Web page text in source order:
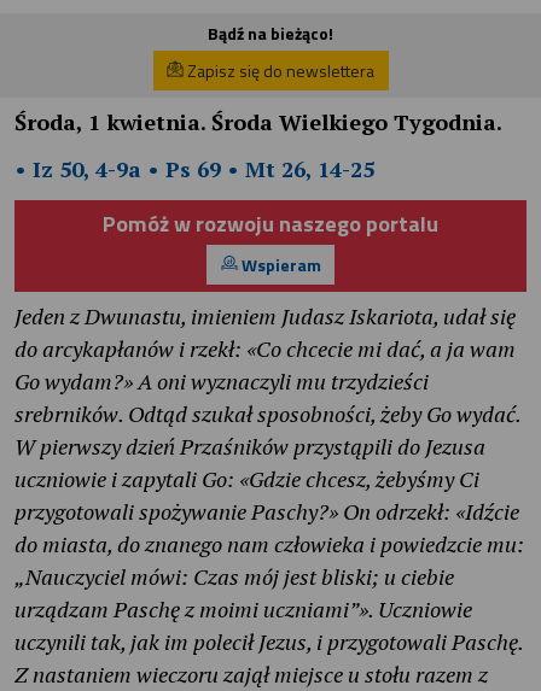
Bądź na bieżąco!
Zapisz się do newslettera
Środa, 1 kwietnia. Środa Wielkiego Tygodnia.
• Iz 50, 4-9a • Ps 69 • Mt 26, 14-25
Pomóż w rozwoju naszego portalu
Wspieram
Jeden z Dwunastu, imieniem Judasz Iskariota, udał się
do arcykapłanów i rzekł: «Co chcecie mi dać, a ja wam
Go wydam?» A oni wyznaczyli mu trzydzieści
srebrników. Odtąd szukał sposobności, żeby Go wydać.
W pierwszy dzień Przaśników przystąpili do Jezusa
uczniowie i zapytali Go: «Gdzie chcesz, żebyśmy Ci
przygotowali spożywanie Paschy?» On odrzekł: «Idźcie
do miasta, do znanego nam człowieka i powiedzcie mu:
„Nauczyciel mówi: Czas mój jest bliski; u ciebie
urządzam Paschę z moimi uczniami”». Uczniowie
uczynili tak, jak im polecił Jezus, i przygotowali Paschę.
Z nastaniem wieczoru zajął miejsce u stołu razem z